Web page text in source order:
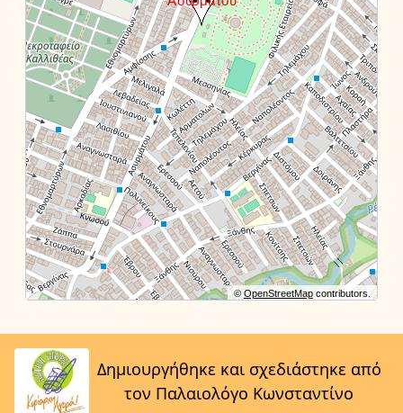
© OpenStreetMapcontributors.
Δημιουργήθηκε και σχεδιάστηκε από
τον Παλαιολόγο Κωνσταντίνο